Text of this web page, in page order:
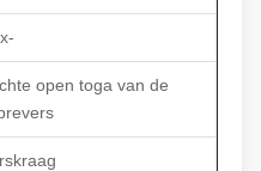
open toga van de